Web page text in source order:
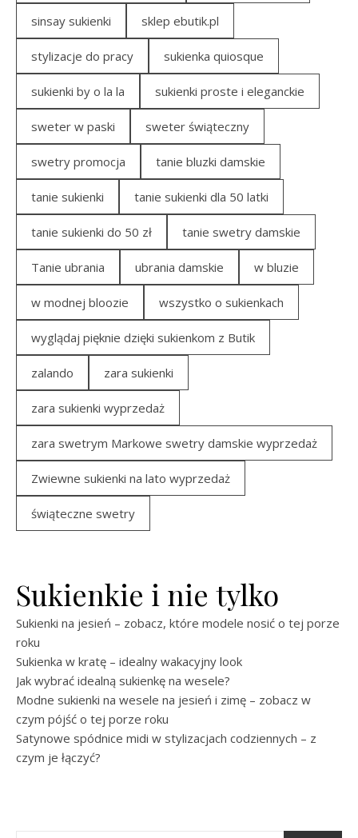
sinsay sukienki sklep ebutik.pl
stylizacje do pracy sukienka quiosque
sukienki by o la la sukienki proste i eleganckie
sweter w paski sweter świąteczny
swetry promocja tanie bluzki damskie
tanie sukienki tanie sukienki dla 50 latki
tanie sukienki do 50 zł tanie swetry damskie
Tanie ubrania ubrania damskie w bluzie
w modnej bloozie wszystko o sukienkach
wyglądaj pięknie dzięki sukienkom z Butik
zalando zara sukienki
zara sukienki wyprzedaż
zara swetrym Markowe swetry damskie wyprzedaż
Zwiewne sukienki na lato wyprzedaż
świąteczne swetry
Sukienkie i nie tylko
Sukienki na jesień – zobacz, które modele nosić o tej porze
roku
Sukienka w kratę – idealny wakacyjny look
Jak wybrać idealną sukienkę na wesele?
Modne sukienki na wesele na jesień i zimę – zobacz w
czym pójść o tej porze roku
Satynowe spódnice midi w stylizacjach codziennych – z
czym je łączyć?